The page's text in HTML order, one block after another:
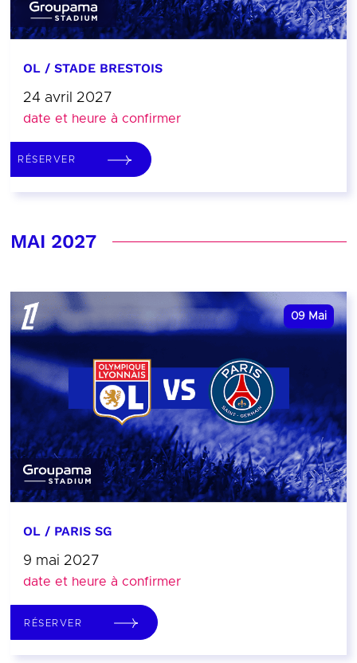
OL / STADE BRESTOIS
24 avril 2027
date et heure à confirmer
RÉSERVER
MAI 2027
09 Mai
OL / PARIS SG
9 mai 2027
date et heure à confirmer
RÉSERVER